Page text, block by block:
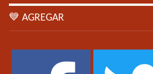
💙 AGREGAR